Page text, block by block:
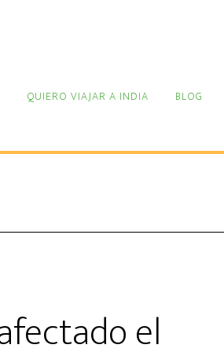
QUIERO VIAJAR A INDIA BLOG
el